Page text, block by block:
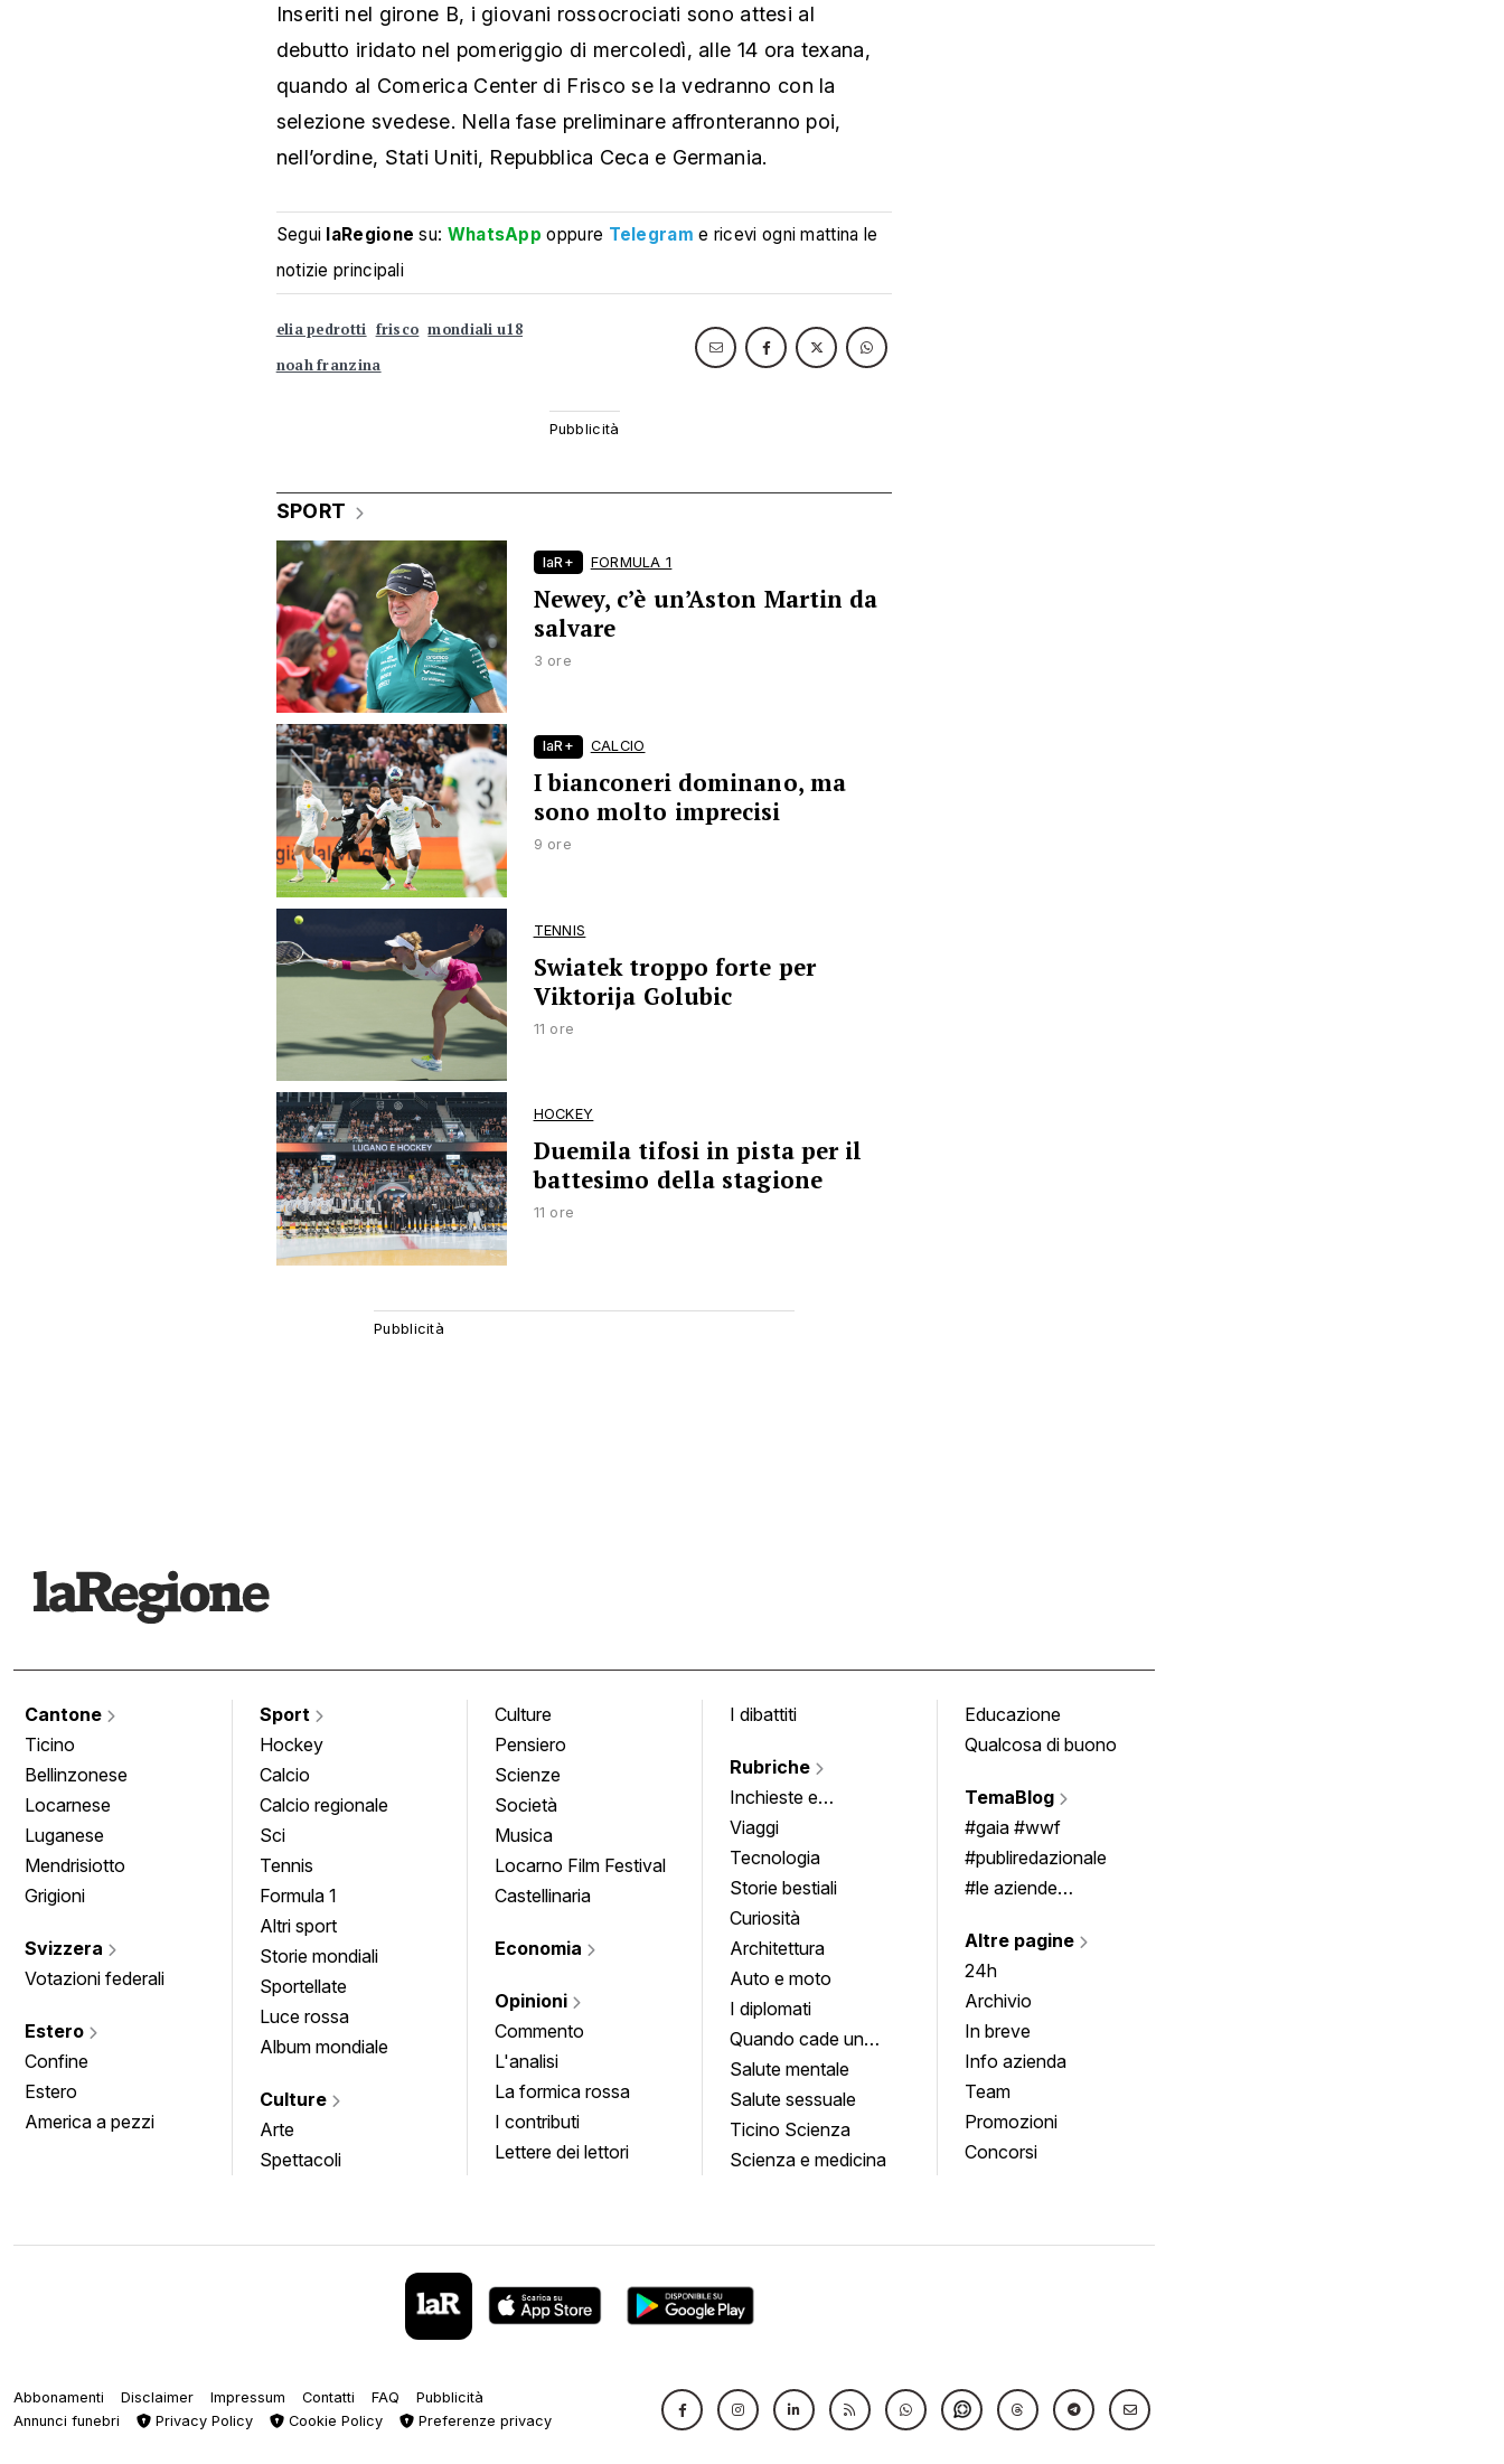
Inseriti nel girone B, i giovani rossocrociati sono attesi al
debutto iridato nel pomeriggio di mercoledì, alle 14 ora texana,
quando al Comerica Center di Frisco se la vedranno con la
selezione svedese. Nella fase preliminare affronteranno poi,
nell’ordine, Stati Uniti, Repubblica Ceca e Germania.
Segui laRegione su: WhatsApp oppure Telegram e ricevi ogni mattina le
notizie principali
elia pedrotti frisco mondiali u18
noah franzina
SPORT
laR+ FORMULA 1
Newey, c’è un’Aston Martin da
salvare
3 ore
laR+ CALCIO
I bianconeri dominano, ma
sono molto imprecisi
9 ore
TENNIS
Swiatek troppo forte per
Viktorija Golubic
11 ore
HOCKEY
Duemila tifosi in pista per il
battesimo della stagione
11 ore
Cantone
Ticino
Bellinzonese
Locarnese
Luganese
Mendrisiotto
Grigioni
Svizzera
Votazioni federali
Estero
Confine
Estero
America a pezzi
Sport
Hockey
Calcio
Calcio regionale
Sci
Tennis
Formula 1
Altri sport
Storie mondiali
Sportellate
Luce rossa
Album mondiale
Culture
Arte
Spettacoli
Culture
Pensiero
Scienze
Società
Musica
Locarno Film Festival
Castellinaria
Economia
Opinioni
Commento
L'analisi
La formica rossa
I contributi
Lettere dei lettori
I dibattiti
Rubriche
Inchieste e
approfondimenti
Viaggi
Tecnologia
Storie bestiali
Curiosità
Architettura
Auto e moto
I diplomati
Quando cade un
quadro
Salute mentale
Salute sessuale
Ticino Scienza
Scienza e medicina
Educazione
Qualcosa di buono
TemaBlog
#gaia #wwf
#publiredazionale
#le aziende
Altre pagine
24h
Archivio
In breve
Info azienda
Team
Promozioni
Concorsi
Abbonamenti Disclaimer Impressum Contatti FAQ
Pubblicità
Annunci funebri
Privacy Policy Cookie Policy Preferenze privacy